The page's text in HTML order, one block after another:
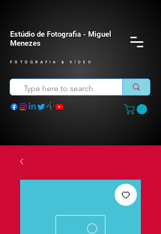
Estúdio de Fotografia - Miguel
Menezes
FOTOGRAFIA & VÍDEO